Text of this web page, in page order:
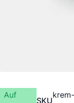
Auf
SKU